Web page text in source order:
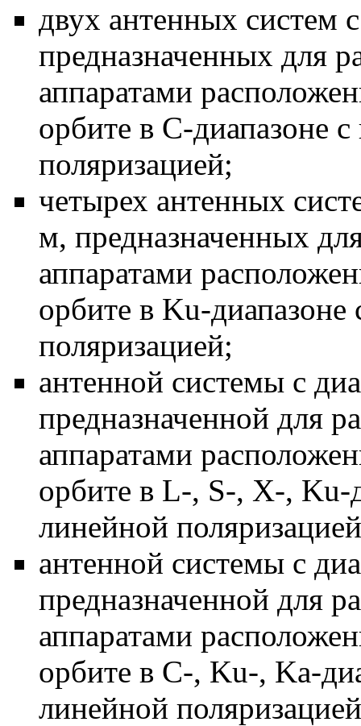
двух антенных систем
предназначенных для
аппаратами
орбите в C-диапазоне
поляризацией;
четырех антенных
м, предназначенных
аппаратами
орбите в Ku-диапазоне
поляризацией;
антенной системы с
предназначенной для
аппаратами
орбите в L-, S-, X-, Ku-
линейной
антенной системы с
предназначенной для
аппаратами
орбите в C-, Ku-, Ka-
линейной